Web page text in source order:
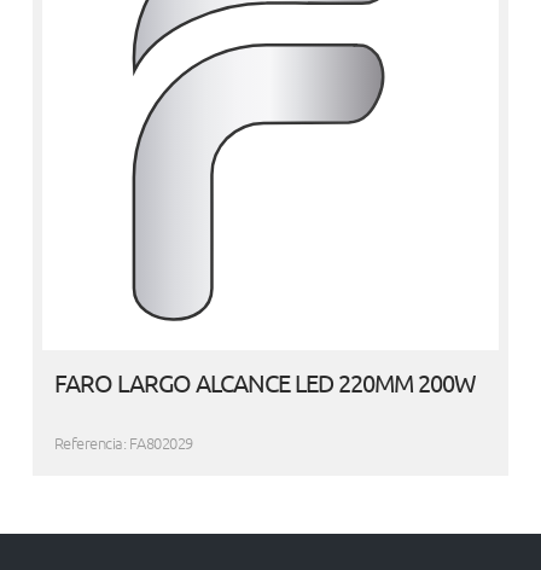
FARO LARGO ALCANCE LED 220MM 200W
Referencia: FA802029